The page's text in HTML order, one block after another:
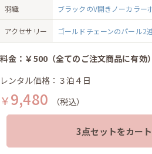
羽織 ブラックのV開きノーカラー
アクセサリー ゴールドチェーンのパール2
料金：￥500（全てのご注文商品に有効）
レンタル価格：３泊４日
￥9,480 （税込）
3点セットをカー